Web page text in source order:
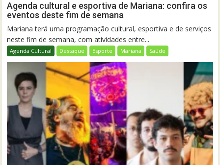
Agenda cultural e esportiva de Mariana: confira os
eventos deste fim de semana
Mariana terá uma programação cultural, esportiva e de serviços
neste fim de semana, com atividades entre...
Agenda Cultural Destaque Esporte Mariana Saúde